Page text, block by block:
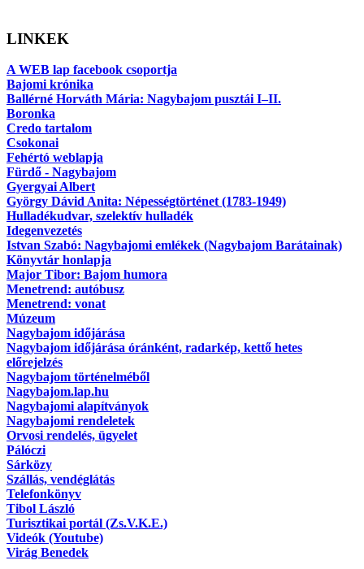
LINKEK
A WEB lap facebook csoportja
Bajomi krónika
Ballérné Horváth Mária: Nagybajom pusztái I–II.
Boronka
Credo tartalom
Csokonai
Fehértó weblapja
Fürdő - Nagybajom
Gyergyai Albert
György Dávid Anita: Népességtörténet (1783-1949)
Hulladékudvar, szelektív hulladék
Idegenvezetés
Istvan Szabó: Nagybajomi emlékek (Nagybajom Barátainak)
Könyvtár honlapja
Major Tibor: Bajom humora
Menetrend: autóbusz
Menetrend: vonat
Múzeum
Nagybajom időjárása
Nagybajom időjárása óránként, radarkép, kettő hetes
előrejelzés
Nagybajom történelméből
Nagybajom.lap.hu
Nagybajomi alapítványok
Nagybajomi rendeletek
Orvosi rendelés, ügyelet
Pálóczi
Sárközy
Szállás, vendéglátás
Telefonkönyv
Tibol László
Turisztikai portál (Zs.V.K.E.)
Videók (Youtube)
Virág Benedek